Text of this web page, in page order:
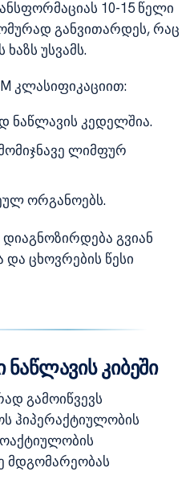
10-15 წელი
განვითარდეს, რაც
უსვამს.
კლასიფიკაციით:
კედელშია.
ლიმფურ
ორგანოებს.
გვიან
და ცხოვრების წესი
კიბეში
გამოიწვევს
ჰიპერაქტიულობის
მდგომარეობას